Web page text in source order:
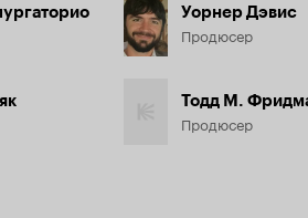
Уорнер Дэвис
Продюсер
Тодд М.
Продюсер